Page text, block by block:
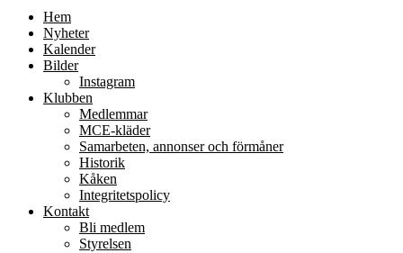
Hem
Nyheter
Kalender
Bilder
Instagram
Klubben
Medlemmar
MCE-kläder
Samarbeten, annonser och förmåner
Historik
Kåken
Integritetspolicy
Kontakt
Bli medlem
Styrelsen